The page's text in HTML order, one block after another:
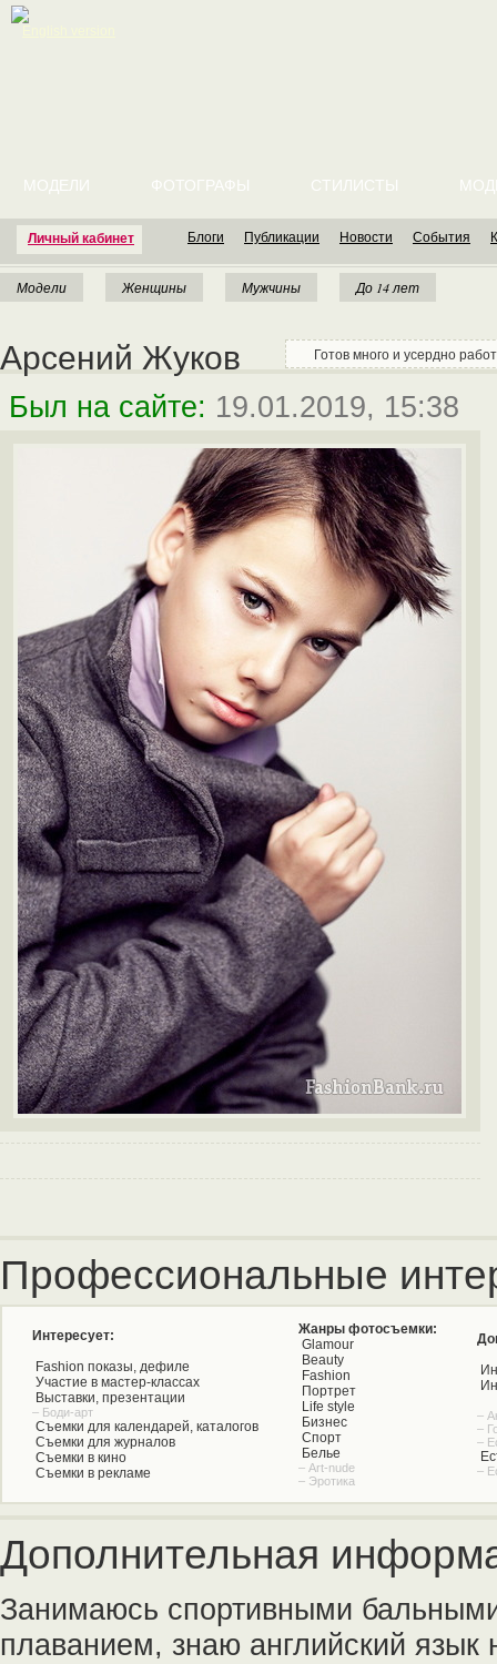
Личный кабинет
МОДЕЛИ ФОТОГРАФЫ СТИЛИСТЫ
Блоги Публикации Новости События
Модели Женщины Мужчины До 14 лет
Арсений Жуков Готов много и усердно
Был на сайте: 19.01.2019, 15:38
Профессиональные
Интересует:
Fashion показы, дефиле
Участие в мастер-классах
Выставки, презентации
– Боди-арт
Съемки для календарей, каталогов
Съемки для журналов
Съемки в кино
Съемки в рекламе
Жанры фотосъемки:
Glamour
Beauty
Fashion
Портрет
Life style
Бизнес
Спорт
Белье
– Art-nude
– Эротика
–
–
–
–
Дополнительная
Занимаюсь спортивными
плаванием, знаю английский